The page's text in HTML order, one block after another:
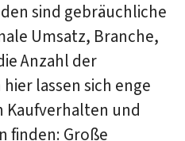
sind gebräuchliche
Umsatz, Branche,
Anzahl der
lassen sich enge
Kaufverhalten und
finden: Große